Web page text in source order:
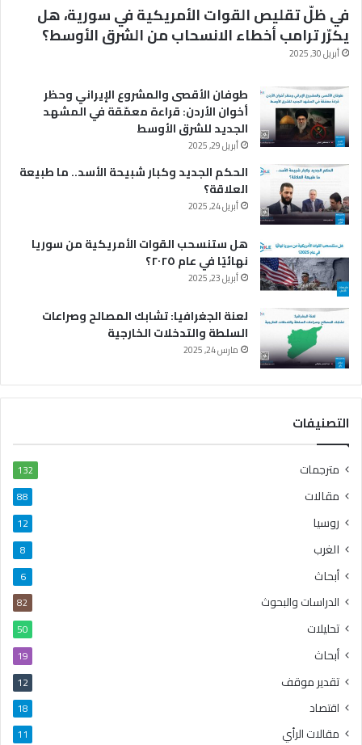
في ظلّ تقليص القوات الأمريكية في سورية، هل
يكرّر ترامب أخطاء الانسحاب من الشرق الأوسط؟
أبريل 30, 2025
طوفان الأقصى والمشروع الإيراني وحظر
أخوان الأردن: قراءة معمّقة في المشهد
الجديد للشرق الأوسط
أبريل 29, 2025
الحكم الجديد وكبار شبيحة الأسد.. ما طبيعة
العلاقة؟
أبريل 24, 2025
هل ستنسحب القوات الأمريكية من سوريا
نهائيًا في عام ٢٠٢٥؟
أبريل 23, 2025
لعنة الجغرافيا: تشابك المصالح وصراعات
السلطة والتدخلات الخارجية
مارس 24, 2025
التصنيفات
مترجمات 132
مقالات 88
روسيا 12
الغرب 8
أبحاث 6
الدراسات والبحوث 82
تحليلات 50
أبحاث 19
تقدير موقف 12
اقتصاد 18
مقالات الرأي 11